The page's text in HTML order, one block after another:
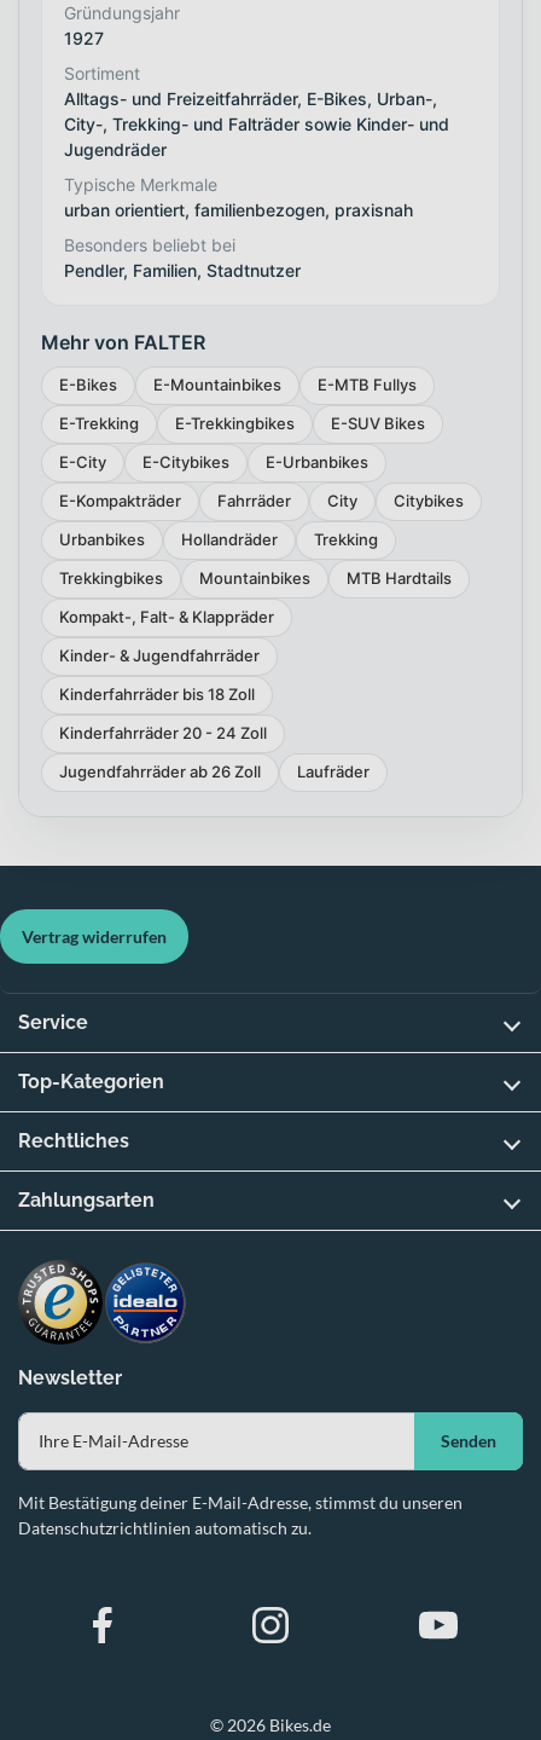
Gründungsjahr
1927
Sortiment
Alltags- und Freizeitfahrräder, E-Bikes, Urban-,
City-, Trekking- und Falträder sowie Kinder- und
Jugendräder
Typische Merkmale
urban orientiert, familienbezogen, praxisnah
Besonders beliebt bei
Pendler, Familien, Stadtnutzer
Mehr von FALTER
E-Bikes E-Mountainbikes
E-MTB Fullys
E-Trekking
E-Trekkingbikes
E-SUV Bikes
E-City
E-Citybikes
E-Urbanbikes
E-Kompakträder
Fahrräder City
Citybikes
Urbanbikes
Hollandräder
Trekking
Trekkingbikes
Mountainbikes
MTB Hardtails
Kompakt-, Falt- & Klappräder
Kinder- & Jugendfahrräder
Kinderfahrräder bis 18 Zoll
Kinderfahrräder 20 - 24 Zoll
Jugendfahrräder ab 26 Zoll
Laufräder
Newsletter
Senden
Mit Bestätigung deiner E-Mail-Adresse, stimmst du unseren
Datenschutzrichtlinien automatisch zu.
Vertrag widerrufen
Service
Top-Kategorien
Rechtliches
Zahlungsarten
© 2026 Bikes.de